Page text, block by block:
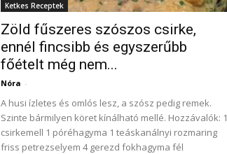
Ketkes Receptek
Zöld fűszeres szószos csirke,
ennél fincsibb és egyszerűbb
főételt még nem...
Nóra -
A husi ízletes és omlós lesz, a szósz pedig remek.
Szinte bármilyen köret kínálható mellé. Hozzávalók: 1
csirkemell 1 póréhagyma 1 teáskanálnyi rozmaring
friss petrezselyem 4 gerezd fokhagyma fél